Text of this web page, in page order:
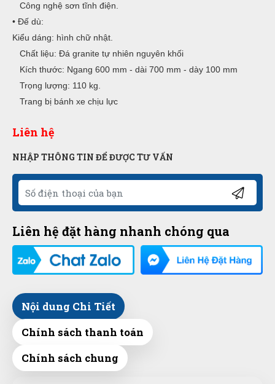
Công nghệ sơn tĩnh điện.
• Đế dù:
Kiểu dáng: hình chữ nhật.
Chất liệu: Đá granite tự nhiên nguyên khối
Kích thước: Ngang 600 mm - dài 700 mm - dày 100 mm
Trọng lượng: 110 kg.
Trang bị bánh xe chịu lực
Liên hệ
NHẬP THÔNG TIN ĐỂ ĐƯỢC TƯ VẤN
Liên hệ đặt hàng nhanh chóng qua
Nội dung Chi Tiết
Chính sách thanh toán
Chính sách chung